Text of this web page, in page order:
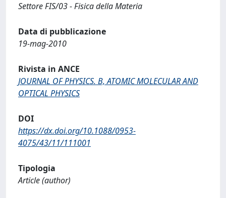
Settore FIS/03 - Fisica della Materia
Data di pubblicazione
19-mag-2010
Rivista in ANCE
JOURNAL OF PHYSICS. B, ATOMIC MOLECULAR AND
OPTICAL PHYSICS
DOI
https://dx.doi.org/10.1088/0953-
4075/43/11/111001
Tipologia
Article (author)